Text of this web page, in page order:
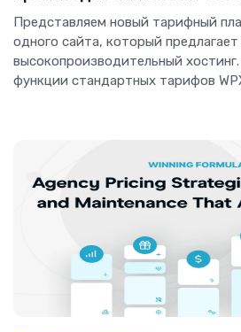
Представляем новый тарифный
одного сайта, который предлагает
высокопроизводительный
функции стандартных тарифов